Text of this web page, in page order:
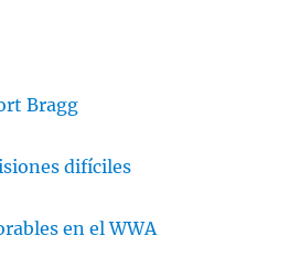
Bragg
difíciles
en el WWA